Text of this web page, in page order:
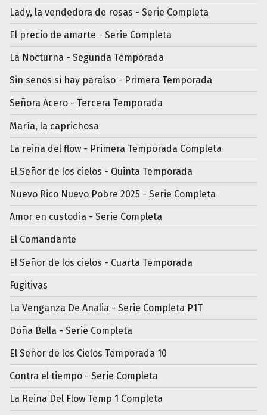
Lady, la vendedora de rosas - Serie Completa
El precio de amarte - Serie Completa
La Nocturna - Segunda Temporada
Sin senos si hay paraíso - Primera Temporada
Señora Acero - Tercera Temporada
María, la caprichosa
La reina del flow - Primera Temporada Completa
El Señor de los cielos - Quinta Temporada
Nuevo Rico Nuevo Pobre 2025 - Serie Completa
Amor en custodia - Serie Completa
El Comandante
El Señor de los cielos - Cuarta Temporada
Fugitivas
La Venganza De Analia - Serie Completa P1T
Doña Bella - Serie Completa
El Señor de los Cielos Temporada 10
Contra el tiempo - Serie Completa
La Reina Del Flow Temp 1 Completa